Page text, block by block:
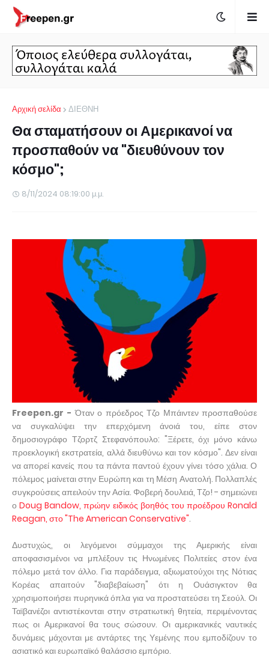
Αρχική σελίδα ΔΙΕΘΝΗ
Θα σταματήσουν οι Αμερικανοί να
προσπαθούν να "διευθύνουν τον
κόσμο";
8/11/2024 08:19:00 μ.μ.
Freepen.gr -Όταν ο πρόεδρος Τζο Μπάιντεν προσπαθούσε
να συγκαλύψει την επερχόμενη άνοιά του, είπε στον
δημοσιογράφο Τζορτζ Στεφανόπουλο: "Ξέρετε, όχι μόνο κάνω
προεκλογική εκστρατεία, αλλά διευθύνω και τον κόσμο". Δεν είναι
να απορεί κανείς που τα πάντα παντού έχουν γίνει τόσο χάλια. Ο
πόλεμος μαίνεται στην Ευρώπη και τη Μέση Ανατολή. Πολλαπλές
συγκρούσεις απειλούν την Ασία. Φοβερή δουλειά, Τζο! - σημειώνει
οDoug Bandow, πρώην ειδικός βοηθός του προέδρου Ronald
Reagan, στο "The American Conservative".
Δυστυχώς, οι λεγόμενοι σύμμαχοι της Αμερικής είναι
αποφασισμένοι να μπλέξουν τις Ηνωμένες Πολιτείες στον ένα
πόλεμο μετά τον άλλο. Για παράδειγμα, αξιωματούχοι της Νότιας
Κορέας απαιτούν "διαβεβαίωση" ότι η Ουάσιγκτον θα
χρησιμοποιήσει πυρηνικά όπλα για να προστατεύσει τη Σεούλ. Οι
Ταϊβανέζοι αντιστέκονται στην στρατιωτική θητεία, περιμένοντας
πως οι Αμερικανοί θα τους σώσουν. Οι αμερικανικές ναυτικές
δυνάμεις μάχονται με αντάρτες της Υεμένης που εμποδίζουν το
ασιατικό και ευρωπαϊκό θαλάσσιο εμπόριο.